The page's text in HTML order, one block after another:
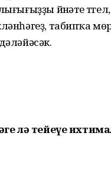
йүнәтеү
табипҡа
лә тейеүе